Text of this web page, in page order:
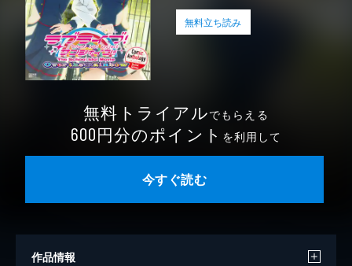
無料立ち読み
無料トライアルでもらえる
600円分のポイント を利用して
今すぐ読む
作品情報